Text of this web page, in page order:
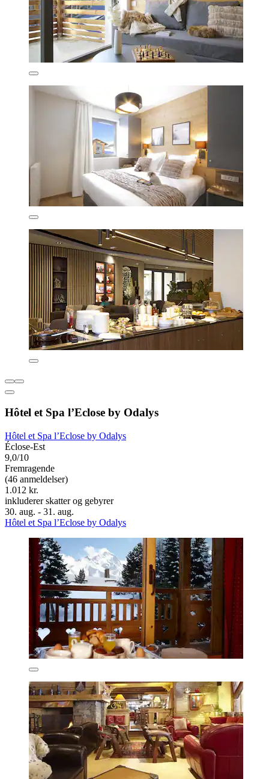
Hôtel et Spa l’Eclose by Odalys
Hôtel et Spa l’Eclose by Odalys
Éclose-Est
9,0/10
Fremragende
(46 anmeldelser)
1.012 kr.
inkluderer skatter og gebyrer
30. aug. - 31. aug.
Hôtel et Spa l’Eclose by Odalys